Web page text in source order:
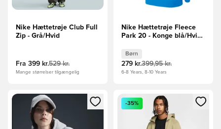
Nike Hættetrøje Club Full
Zip - Grå/Hvid
Fra 399 kr.529 kr.
Mange størrelser tilgængelig
Nike Hættetrøje Fleece
Park 20 - Konge blå/Hvid
Børn
279 kr.399,95 kr.
6-8 Years, 8-10 Years
Åbner en Modal til at logge ind eller tilmelde dig som
Åbner en Modal til at logge
-35%